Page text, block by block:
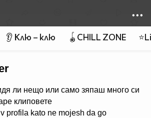
👂 Клю – клю 🪀CHILL ZONE
ли нещо или само зяпаш много си
клиповете
v profila kato ne mojesh da go